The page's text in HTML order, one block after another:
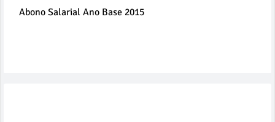
Abono Salarial Ano Base 2015